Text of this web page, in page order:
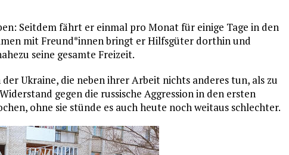
Seitdem fährt er einmal pro Monat für einige Tage in den
mit Freund*innen bringt er Hilfsgüter dorthin und
seine gesamte Freizeit.
Ukraine, die neben ihrer Arbeit nichts anderes tun, als zu
­gegen die russische Aggression in den ersten
ohne sie stünde es auch heute noch weitaus schlechter.